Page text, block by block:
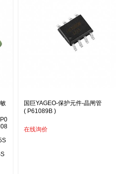
国巨YAGEO-保护元件-晶闸管
( P61089B )
在线询价